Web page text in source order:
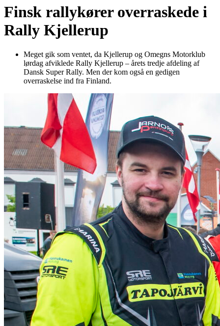
Finsk rallykører overraskede i
Rally Kjellerup
Meget gik som ventet, da Kjellerup og Omegns Motorklub
lørdag afviklede Rally Kjellerup – årets tredje afdeling af
Dansk Super Rally. Men der kom også en gedigen
overraskelse ind fra Finland.